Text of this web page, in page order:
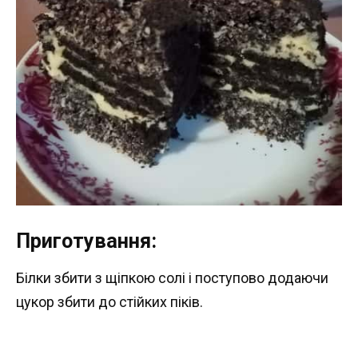
Приготування:
Білки збити з щіпкою солі і поступово додаючи
цукор збити до стійких піків.